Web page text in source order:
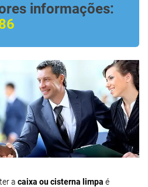
informações:
a caixa ou cisterna limpa é